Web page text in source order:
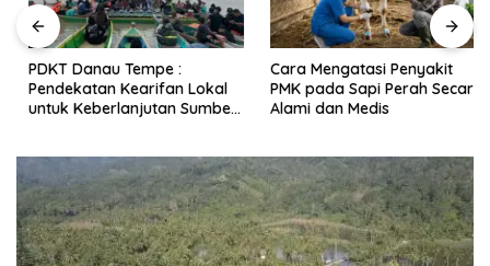
PDKT Danau Tempe :
Pendekatan Kearifan Lokal
untuk Keberlanjutan Sumber
Cara Mengatasi Penyakit
PMK pada Sapi Perah Secara
Alami dan Medis